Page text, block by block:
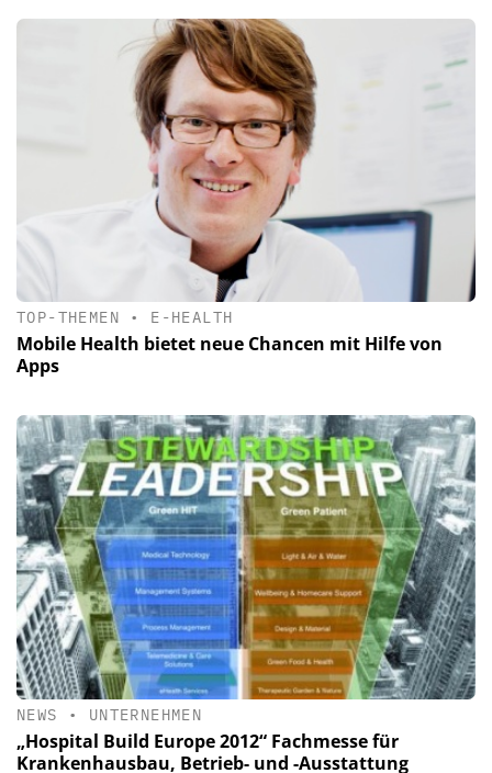
TOP-THEMEN • E-HEALTH
Mobile Health bietet neue Chancen mit Hilfe von
Apps
NEWS • UNTERNEHMEN
„Hospital Build Europe 2012“ Fachmesse für
Krankenhausbau, Betrieb- und -Ausstattung